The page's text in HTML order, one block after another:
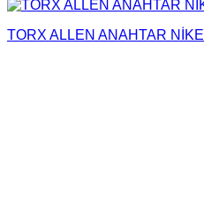
TORX ALLEN ANAHTAR